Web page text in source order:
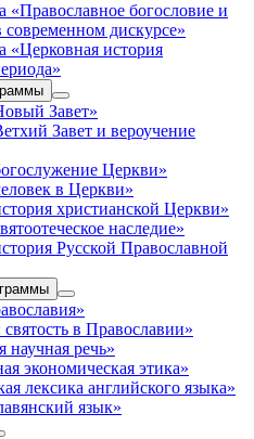
«Православное богословие и
дискурсе»
«Церковная история
Завет»
Завет и вероучение
Церкви»
в Церкви»
христианской Церкви»
наследие»
Русской Православной
в Православии»
научная речь»
экономическая этика»
лексика английского языка»
язык»